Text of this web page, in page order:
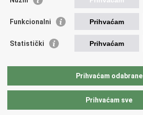
ILO
CPII
ZOSI
ESF
Service for Social Partnership
Funkcionalni Prihvaćam
Statistički Prihvaćam
Prihvaćam odabrane
Prihvaćam sve